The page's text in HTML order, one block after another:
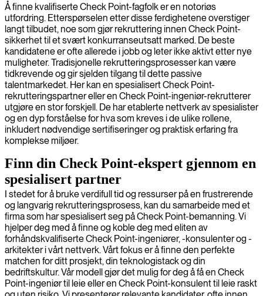
Å finne kvalifiserte Check Point-fagfolk er en notoriøs
utfordring. Etterspørselen etter disse ferdighetene overstiger
langt tilbudet, noe som gjør rekruttering innen Check Point-
sikkerhet til et svært konkurranseutsatt marked. De beste
kandidatene er ofte allerede i jobb og leter ikke aktivt etter nye
muligheter. Tradisjonelle rekrutteringsprosesser kan være
tidkrevende og gir sjelden tilgang til dette passive
talentmarkedet. Her kan en spesialisert Check Point-
rekrutteringspartner eller en Check Point-ingeniør-rekrutterer
utgjøre en stor forskjell. De har etablerte nettverk av spesialister
og en dyp forståelse for hva som kreves i de ulike rollene,
inkludert nødvendige sertifiseringer og praktisk erfaring fra
komplekse miljøer.
Finn din Check Point-ekspert gjennom en
spesialisert partner
I stedet for å bruke verdifull tid og ressurser på en frustrerende
og langvarig rekrutteringsprosess, kan du samarbeide med et
firma som har spesialisert seg på Check Point-bemanning. Vi
hjelper deg med å finne og koble deg med eliten av
forhåndskvalifiserte Check Point-ingeniører, -konsulenter og -
arkitekter i vårt nettverk. Vårt fokus er å finne den perfekte
matchen for ditt prosjekt, din teknologistack og din
bedriftskultur. Vår modell gjør det mulig for deg å få en Check
Point-ingeniør til leie eller en Check Point-konsulent til leie raskt